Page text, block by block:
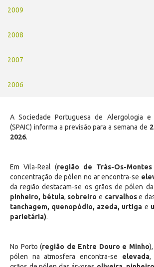
2009
2008
2007
2006
A Sociedade Portuguesa de Alergologia e
(SPAIC) informa a previsão para a semana de
2026.
Em Vila-Real (região de Trás-Os-
concentração de pólen no ar encontra-se
da região destacam-se os grãos de pólen
pinheiro, bétula, sobreiro e carvalhose
tanchagem, quenopódio, azeda, urtiga e
parietária).
No Porto (região de Entre Douro e Minho
pólen na atmosfera encontra-se elevada,